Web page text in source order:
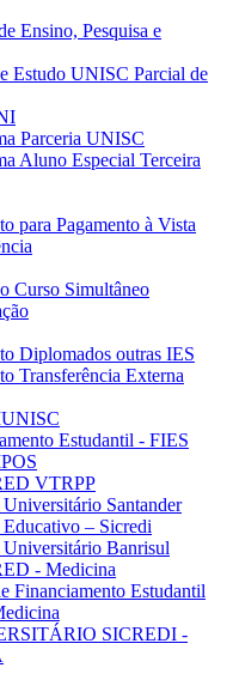
Ensino, Pesquisa e
Estudo UNISC Parcial de
Parceria UNISC
Aluno Especial Terceira
para Pagamento à Vista
Curso Simultâneo
Diplomados outras IES
Transferência Externa
Estudantil - FIES
VTRPP
Santander
– Sicredi
Banrisul
- Medicina
Financiamento Estudantil
SICREDI -